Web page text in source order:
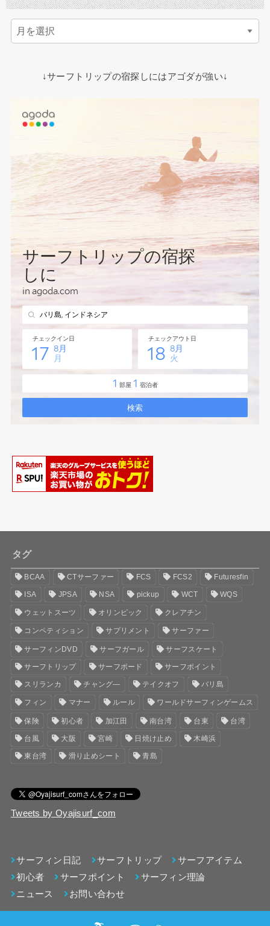
↓サーフトリップの宿探しにはアゴダが強い↓
タグ
BCAA CTサーファー FCS FCS2 Futuresfin
ISA JPSA NSA pickup WCT WQS
ウェットスーツ オリンピック クレアチン
コンペティション サプリメント サーファー
サーフィンDVD サーフガール サーフスケート
サーフトリップ サーフボード サーフポイント
スリランカ チャング― テイクオフ バリ島
フィン マナー ルール ワールドサーフィンゲームス
保険 初心者 加江田 南台湾 台東 台湾
台風 大阪 宮崎 日焼け止め 木崎浜
東台湾 滑り止めシート 青島
Tweets by Oyajisurf_com
サーフィン日記 サーフトリップ
サーフアイテム
初心者
サーフポイント
サーフィン理論
ニュース
お問い合わせ